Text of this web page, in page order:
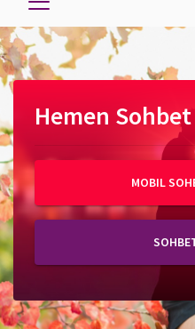
Hemen
MOBIL